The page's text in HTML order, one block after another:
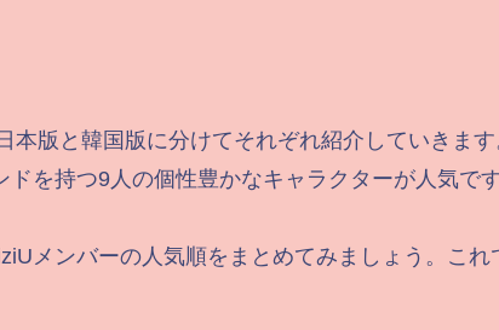
本版と韓国版に分けてそれぞれ紹介していきま
を持つ9人の個性豊かなキャラクターが人気で
メンバーの人気順をまとめてみましょう。こ